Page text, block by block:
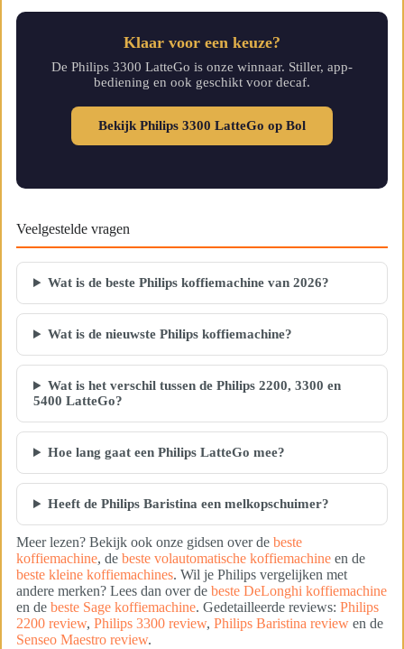
Klaar voor een keuze?
De Philips 3300 LatteGo is onze winnaar. Stiller, app-
bediening en ook geschikt voor decaf.
Bekijk Philips 3300 LatteGo op Bol
Veelgestelde vragen
Wat is de beste Philips koffiemachine van 2026?
Wat is de nieuwste Philips koffiemachine?
Wat is het verschil tussen de Philips 2200, 3300 en
5400 LatteGo?
Hoe lang gaat een Philips LatteGo mee?
Heeft de Philips Baristina een melkopschuimer?
Meer lezen? Bekijk ook onze gidsen over de beste
koffiemachine, de beste volautomatische koffiemachine en de
beste kleine koffiemachines. Wil je Philips vergelijken met
andere merken? Lees dan over de beste DeLonghi koffiemachine
en de beste Sage koffiemachine. Gedetailleerde reviews: Philips
2200 review, Philips 3300 review, Philips Baristina review en de
Senseo Maestro review.